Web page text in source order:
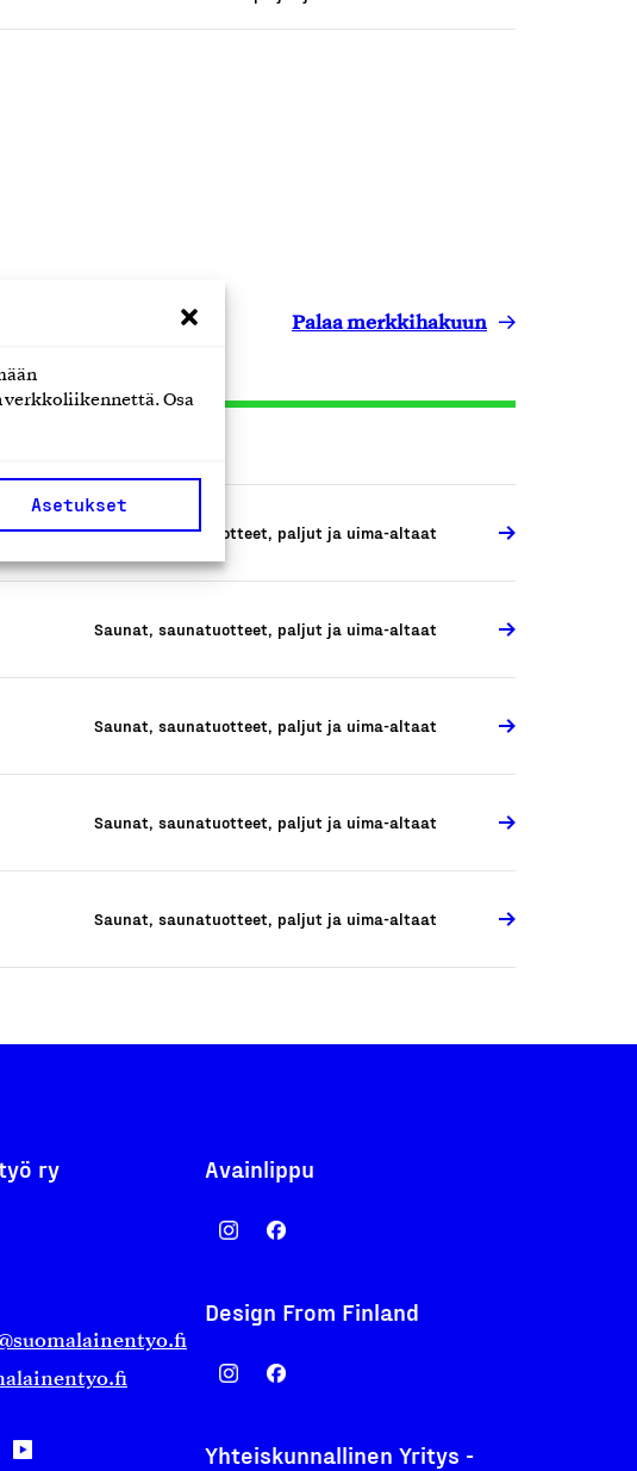
verkkoliikennettä. Osa
Asetukset
Palaa merkkihakuun
Saunat, saunatuotteet, paljut ja uima-altaat
Saunat, saunatuotteet, paljut ja uima-altaat
Saunat, saunatuotteet, paljut ja uima-altaat
Saunat, saunatuotteet, paljut ja uima-altaat
Saunat, saunatuotteet, paljut ja uima-altaat
ry Avainlippu
Design From Finland
Yhteiskunnallinen Yritys -